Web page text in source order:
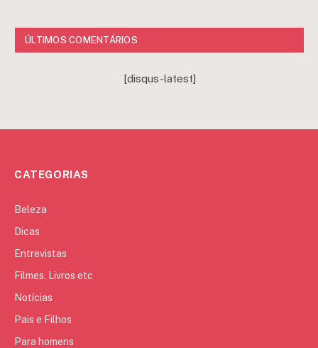
ÚLTIMOS COMENTÁRIOS
[disqus-latest]
CATEGORIAS
Beleza
Dicas
Entrevistas
Filmes, Livros etc
Notícias
Pais e Filhos
Para homens